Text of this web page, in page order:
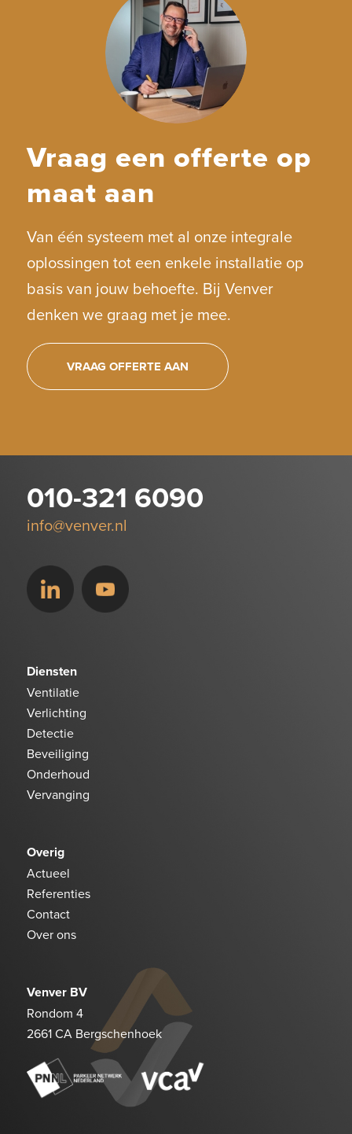
Vraag een offerte op
maat aan
Van één systeem met al onze integrale
oplossingen tot een enkele installatie op
basis van jouw behoefte. Bij Venver
denken we graag met je mee.
VRAAG OFFERTE AAN
010-321 6090
info@venver.nl
Diensten
Ventilatie
Verlichting
Detectie
Beveiliging
Onderhoud
Vervanging
Overig
Actueel
Referenties
Contact
Over ons
Venver BV
Rondom 4
2661 CA Bergschenhoek